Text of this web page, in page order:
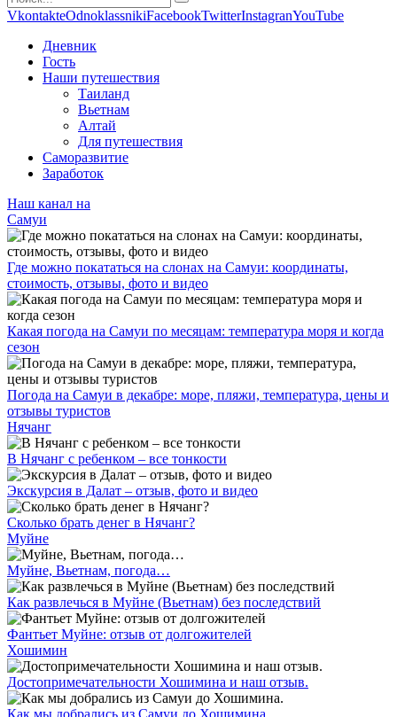
VkontakteOdnoklassnikiFacebookTwitterInstagranYouTube
Дневник
Гость
Наши путешествия
Таиланд
Вьетнам
Алтай
Для путешествия
Саморазвитие
Заработок
Наш канал на
Самуи
Где можно покататься на слонах на Самуи: координаты,
стоимость, отзывы, фото и видео
Какая погода на Самуи по месяцам: температура моря и когда
сезон
Погода на Самуи в декабре: море, пляжи, температура, цены и
отзывы туристов
Нячанг
В Нячанг с ребенком – все тонкости
Экскурсия в Далат – отзыв, фото и видео
Сколько брать денег в Нячанг?
Муйне
Муйне, Вьетнам, погода…
Как развлечься в Муйне (Вьетнам) без последствий
Фантьет Муйне: отзыв от долгожителей
Хошимин
Достопримечательности Хошимина и наш отзыв.
Как мы добрались из Самуи до Хошимина.